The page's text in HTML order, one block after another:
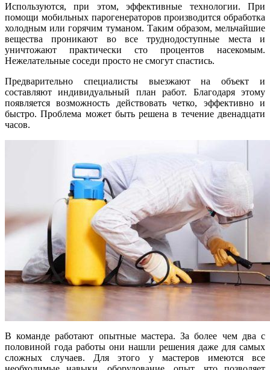
Используются, при этом, эффективные технологии. При
помощи мобильных парогенераторов производится обработка
холодным или горячим туманом. Таким образом, мельчайшие
вещества проникают во все труднодоступные места и
уничтожают практически сто процентов насекомым.
Нежелательные соседи просто не смогут спастись.
Предварительно специалисты выезжают на объект и
составляют индивидуальный план работ. Благодаря этому
появляется возможность действовать четко, эффективно и
быстро. Проблема может быть решена в течение двенадцати
часов.
В команде работают опытные мастера. За более чем два с
половиной года работы они нашли решения даже для самых
сложных случаев. Для этого у мастеров имеются все